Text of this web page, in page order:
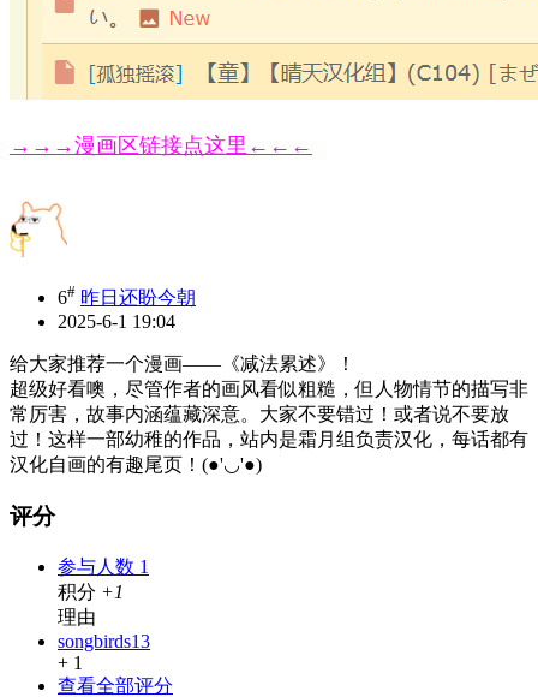
→→→漫画区链接点这里←←←
6# 昨日还盼今朝
2025-6-1 19:04
给大家推荐一个漫画——《减法累述》！
超级好看噢，尽管作者的画风看似粗糙，但人物情节的描写非
常厉害，故事内涵蕴藏深意。大家不要错过！或者说不要放
过！这样一部幼稚的作品，站内是霜月组负责汉化，每话都有
汉化自画的有趣尾页！(●'◡'●)
评分
参与人数 1
积分 +1
理由
songbirds13
+ 1
查看全部评分